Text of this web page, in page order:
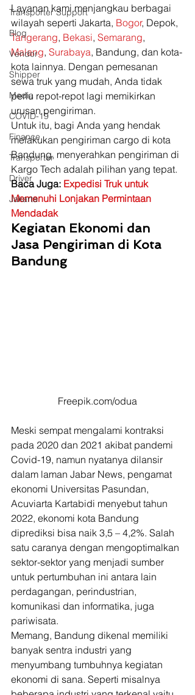
Transporter Support
Blog
Vendor
Shipper
Media
COVID-19
Finance
Transporter
Driver
Jakarta
Layanan kami menjangkau berbagai
wilayah seperti Jakarta, Bogor, Depok,
Tangerang, Bekasi, Semarang,
Malang, Surabaya, Bandung, dan kota-
kota lainnya. Dengan pemesanan
sewa truk yang mudah, Anda tidak
perlu repot-repot lagi memikirkan
urusan pengiriman.
Untuk itu, bagi Anda yang hendak
melakukan pengiriman cargo di kota
Bandung, menyerahkan pengiriman di
Kargo Tech adalah pilihan yang tepat.
Baca Juga: Expedisi Truk untuk
Memenuhi Lonjakan Permintaan
Mendadak
Kegiatan Ekonomi dan
Jasa Pengiriman di Kota
Bandung
Freepik.com/odua
Meski sempat mengalami kontraksi
pada 2020 dan 2021 akibat pandemi
Covid-19, namun nyatanya dilansir
dalam laman Jabar News, pengamat
ekonomi Universitas Pasundan,
Acuviarta Kartabidi menyebut tahun
2022, ekonomi kota Bandung
diprediksi bisa naik 3,5 – 4,2%. Salah
satu caranya dengan mengoptimalkan
sektor-sektor yang menjadi sumber
untuk pertumbuhan ini antara lain
perdagangan, perindustrian,
komunikasi dan informatika, juga
pariwisata.
Memang, Bandung dikenal memiliki
banyak sentra industri yang
menyumbang tumbuhnya kegiatan
ekonomi di sana. Seperti misalnya